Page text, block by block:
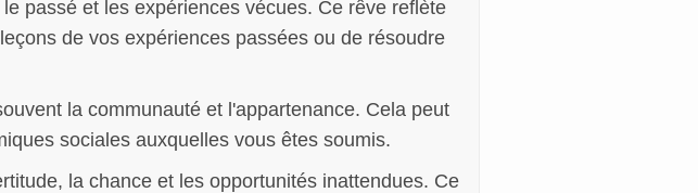
passé et les expériences vécues. Ce rêve reflète
de vos expériences passées ou de résoudre
la communauté et l'appartenance. Cela peut
sociales auxquelles vous êtes soumis.
la chance et les opportunités inattendues. Ce